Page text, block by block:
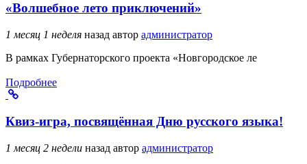
«Волшебное лето приключений»
1 месяц 1 неделя назад автор администратор
В рамках Губернаторского проекта «Новгородское ле
Подробнее
Квиз-игра, посвящённая Дню русского языка!
1 месяц 2 недели назад автор администратор